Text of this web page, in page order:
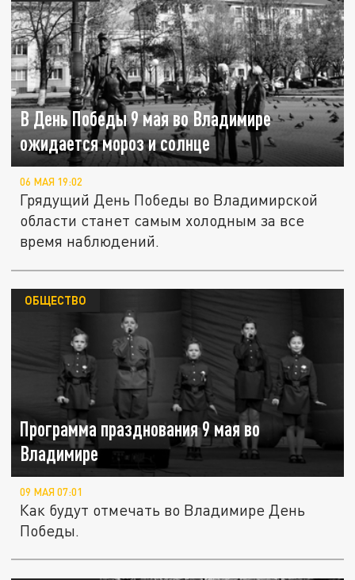
В День Победы 9 мая во Владимире
ожидается мороз и солнце
06 МАЯ 19:02
Грядущий День Победы во Владимирской
области станет самым холодным за все
время наблюдений.
Программа празднования 9 мая во
Владимире
ОБЩЕСТВО
09 МАЯ 07:01
Как будут отмечать во Владимире День
Победы.